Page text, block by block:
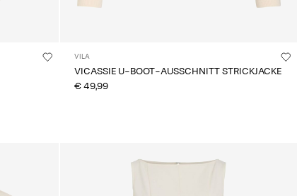
VILA
VICASSIE U-BOOT-AUSSCHNITT STRICKJACKE
€ 49,99